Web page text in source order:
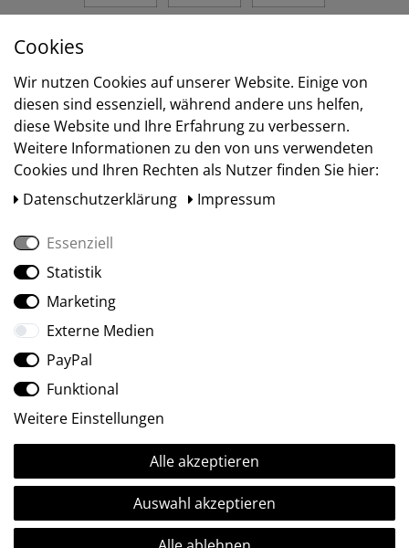
Versand
Social Media
Ⓒ2009-2026 ARTland GmbH • Alle Rechte vorbehalten.
Cookies
Wir nutzen Cookies auf unserer Website. Einige von
diesen sind essenziell, während andere uns helfen,
diese Website und Ihre Erfahrung zu verbessern.
Weitere Informationen zu den von uns verwendeten
Cookies und Ihren Rechten als Nutzer finden Sie hier:
Daten­schutz­erklärung
Impressum
Essenziell
Statistik
Marketing
Externe Medien
PayPal
Funktional
Weitere Einstellungen
Alle akzeptieren
Auswahl akzeptieren